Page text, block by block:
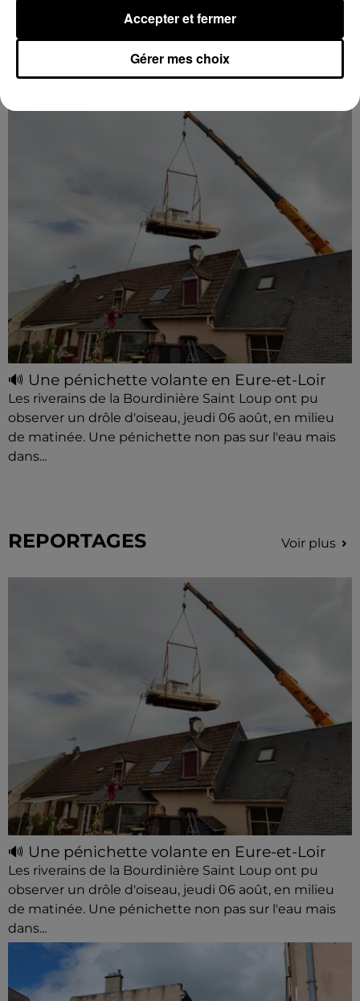
Quatre blessés dont un grave dans un
accident sur l'A10
Le choc a eu lieu dans la matinée, vendredi 7 août à
🔊 Une pénichette volante en Eure-et-Loir
Les riverains de la Bourdinière Saint Loup ont pu
observer un drôle d'oiseau, jeudi 06 août, en milieu
de matinée. Une pénichette non pas sur l'eau mais
dans...
REPORTAGES Voir plus
🔊 Une pénichette volante en Eure-et-Loir
Les riverains de la Bourdinière Saint Loup ont pu
observer un drôle d'oiseau, jeudi 06 août, en milieu
de matinée. Une pénichette non pas sur l'eau mais
dans...
Gérer mes choix
Accepter et fermer